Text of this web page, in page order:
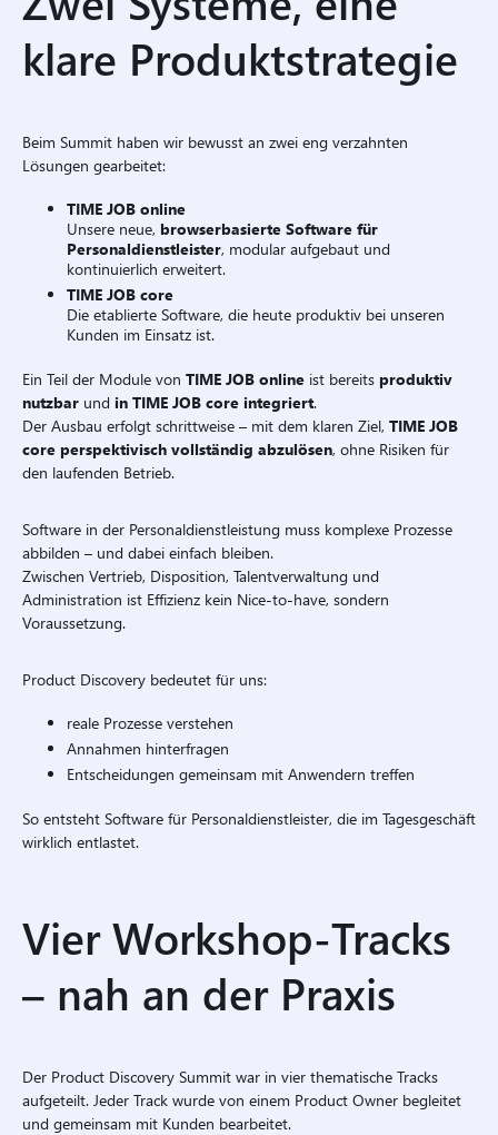
klare Produktstrategie
Beim Summit haben wir bewusst an zwei eng verzahnten
Lösungen gearbeitet:
TIME JOB online
Unsere neue, browserbasierte Software für
Personaldienstleister, modular aufgebaut und
kontinuierlich erweitert.
TIME JOB core
Die etablierte Software, die heute produktiv bei unseren
Kunden im Einsatz ist.
Ein Teil der Module von TIME JOB online ist bereits produktiv
nutzbar und in TIME JOB core integriert.
Der Ausbau erfolgt schrittweise – mit dem klaren Ziel, TIME JOB
core perspektivisch vollständig abzulösen, ohne Risiken für
den laufenden Betrieb.
Software in der Personaldienstleistung muss komplexe Prozesse
abbilden – und dabei einfach bleiben.
Zwischen Vertrieb, Disposition, Talentverwaltung und
Administration ist Effizienz kein Nice-to-have, sondern
Voraussetzung.
Product Discovery bedeutet für uns:
reale Prozesse verstehen
Annahmen hinterfragen
Entscheidungen gemeinsam mit Anwendern treffen
So entsteht Software für Personaldienstleister, die im Tagesgeschäft
wirklich entlastet.
Vier Workshop-Tracks
– nah an der Praxis
Der Product Discovery Summit war in vier thematische Tracks
aufgeteilt. Jeder Track wurde von einem Product Owner begleitet
und gemeinsam mit Kunden bearbeitet.